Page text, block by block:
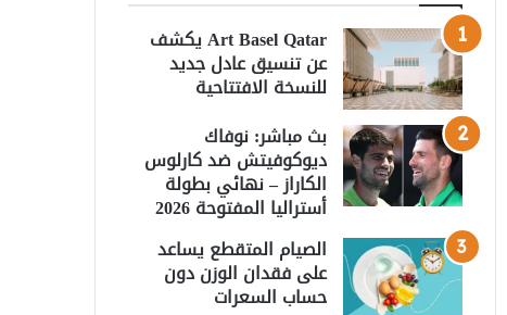
Art Basel Qatar يكشف
عن تنسيق عادل جديد
للنسخة الافتتاحية
بث مباشر: نوفاك
ديوكوفيتش ضد كارلوس
الكاراز – نهائي بطولة
أستراليا المفتوحة 2026
الصيام المتقطع يساعد
على فقدان الوزن دون
حساب السعرات